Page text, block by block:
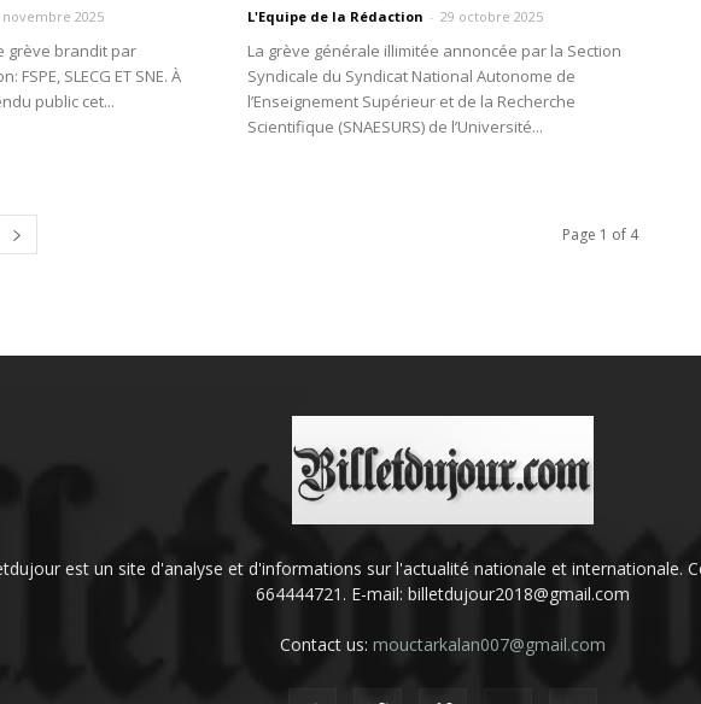
novembre 2025
grève brandit par
FSPE, SLECG ET SNE. À
public cet...
L'Equipe de la Rédaction - 29 octobre 2025
La grève générale illimitée annoncée par la Section
Syndicale du Syndicat National Autonome de
l’Enseignement Supérieur et de la Recherche
Scientifique (SNAESURS) de l’Université...
Page 1 of 4
est un site d'analyse et d'informations sur l'actualité nationale et internationale.
664444721. E-mail: billetdujour2018@gmail.com
Contact us: mouctarkalan007@gmail.com